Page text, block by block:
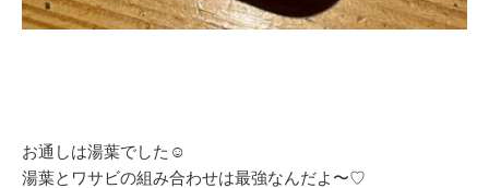
お通しは湯葉でした☺️
湯葉とワサビの組み合わせは最強なんだよ〜♡